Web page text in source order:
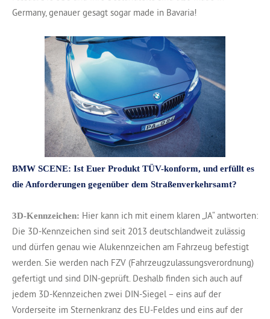
Germany, genauer gesagt sogar made in Bavaria!
BMW SCENE: Ist Euer Produkt TÜV-konform, und erfüllt es
die Anforderungen gegenüber dem Straßenverkehrsamt?
3D-Kennzeichen: Hier kann ich mit einem klaren „JA“ antworten:
Die 3D-Kennzeichen sind seit 2013 deutschlandweit zulässig
und dürfen genau wie Alukennzeichen am Fahrzeug befestigt
werden. Sie werden nach FZV (Fahrzeugzulassungsverordnung)
gefertigt und sind DIN-geprüft. Deshalb finden sich auch auf
jedem 3D-Kennzeichen zwei DIN-Siegel – eins auf der
Vorderseite im Sternenkranz des EU-Feldes und eins auf der